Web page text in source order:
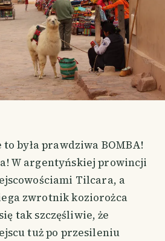
była prawdziwa BOMBA!
W argentyńskiej prowincji
Tilcara, a
zwrotnik koziorożca
się tak szczęśliwie, że
tuż po przesileniu